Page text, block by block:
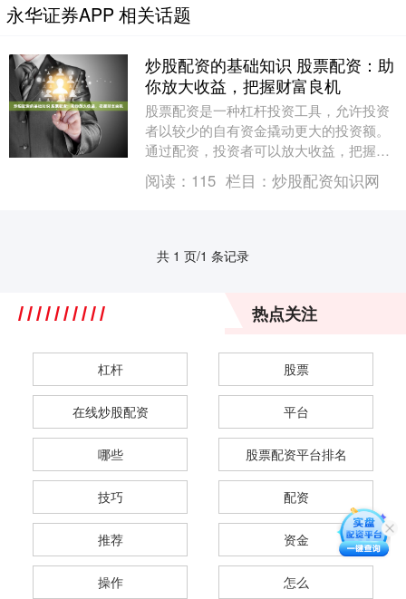
永华证券APP 相关话题
炒股配资的基础知识 股票配资：助
你放大收益，把握财富良机
股票配资是一种杠杆投资工具，允许投资
者以较少的自有资金撬动更大的投资额。
通过配资，投资者可以放大收益，把握财
富良机。 此外，龙港配资炒股平台还提供
专业的投资咨询....
阅读： 115 栏目： 炒股配资知识网
共 1 页/1 条记录
热点关注
杠杆 股票
在线炒股配资 平台
哪些 股票配资平台排名
技巧 配资
推荐 资金
操作 怎么